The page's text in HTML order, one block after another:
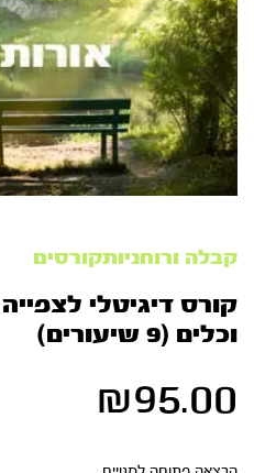
קבלה ורוחניותקורסים
קורס דיגיטלי
וכלים (9 שיעורים)
₪95.00